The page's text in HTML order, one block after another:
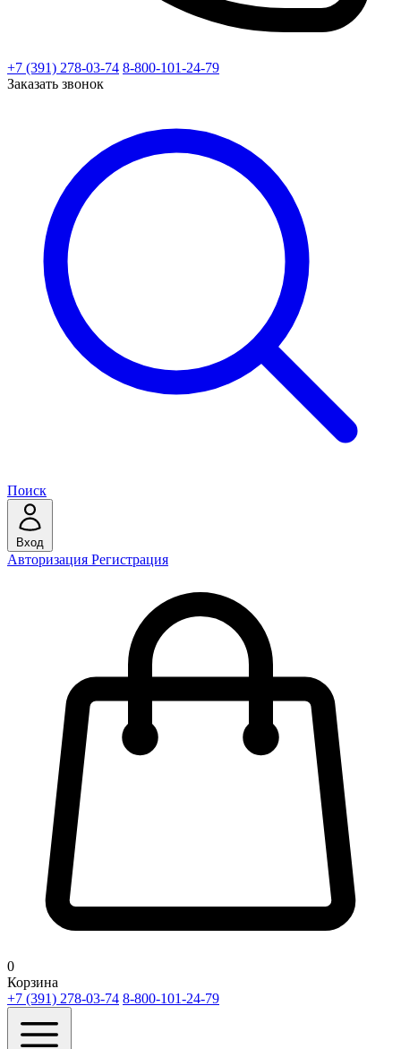
+7 (391) 278-03-74 8-800-101-24-79
Заказать звонок
Поиск
Вход
Авторизация Регистрация
0
Корзина
+7 (391) 278-03-74 8-800-101-24-79